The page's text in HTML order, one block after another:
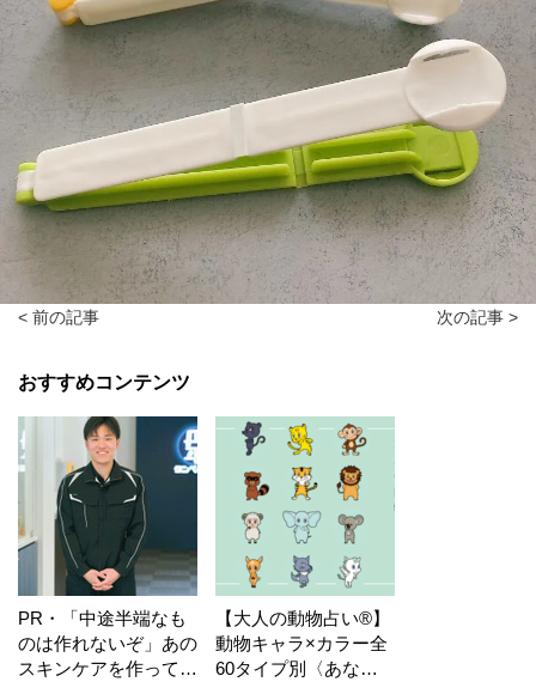
< 前の記事 次の記事 >
おすすめコンテンツ
PR・「中途半端なも
のは作れないぞ」あの
スキンケアを作ってい
【大人の動物占い®】
動物キャラ×カラー全
60タイプ別〈あなた